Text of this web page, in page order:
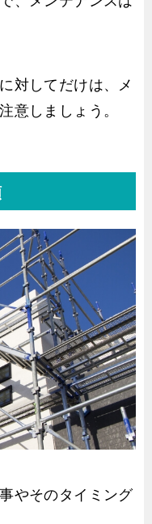
対してだけは、メ
意しましょう。
やそのタイミング